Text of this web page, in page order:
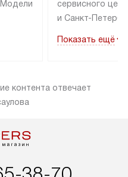
Модели
ваш
сервисного
и Санкт-
подключается к
за пределы
от категории
Показать ещё
контента отвечает